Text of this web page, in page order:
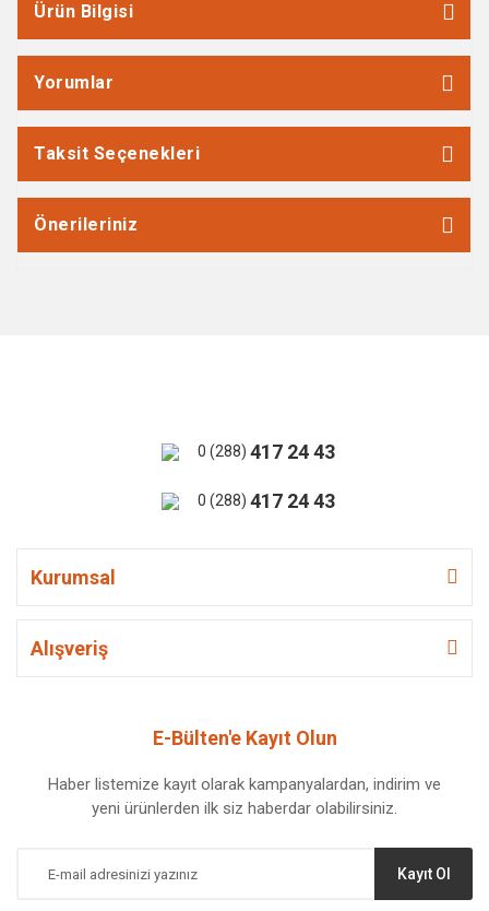
Ürün Bilgisi
Yorumlar
Taksit Seçenekleri
Önerileriniz
0 (288) 417 24 43
0 (288) 417 24 43
Kurumsal
Alışveriş
E-Bülten'e Kayıt Olun
Haber listemize kayıt olarak kampanyalardan, indirim ve
yeni ürünlerden ilk siz haberdar olabilirsiniz.
Kayıt Ol